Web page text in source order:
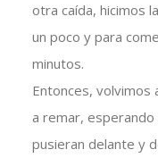
otra caída, hicimos
un poco y para
minutos.
Entonces, volvimos
a remar,
pusieran delante y